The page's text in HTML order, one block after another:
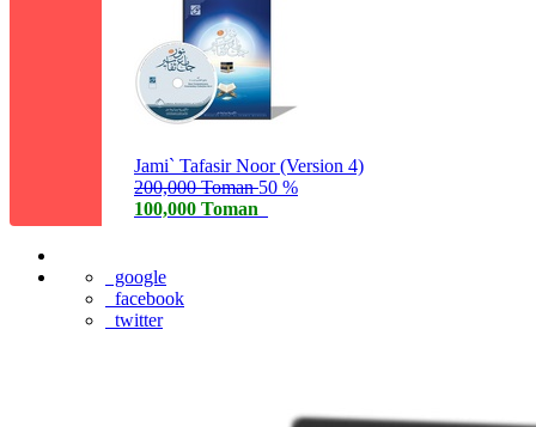
Jami` Tafasir Noor (Version 4)
200,000 Toman50 %
100,000 Toman
google
facebook
twitter